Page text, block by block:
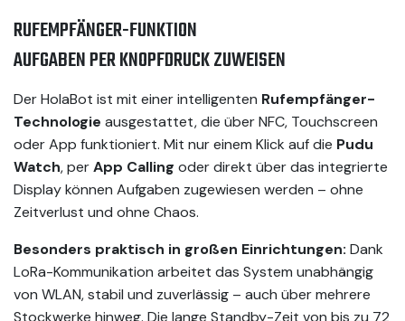
RUFEMPFÄNGER-FUNKTION
AUFGABEN PER KNOPFDRUCK ZUWEISEN
Der HolaBot ist mit einer intelligenten Rufempfänger-
Technologie ausgestattet, die über NFC, Touchscreen
oder App funktioniert. Mit nur einem Klick auf die Pudu
Watch, perApp Calling oder direkt über das integrierte
Display können Aufgaben zugewiesen werden – ohne
Zeitverlust und ohne Chaos.
Besonders praktisch in großen Einrichtungen: Dank
LoRa-Kommunikation arbeitet das System unabhängig
von WLAN, stabil und zuverlässig – auch über mehrere